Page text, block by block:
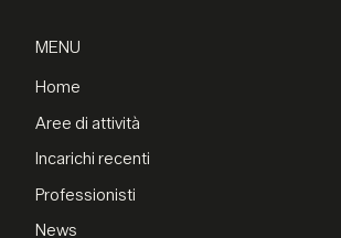
MENU
Home
Aree di attività
Incarichi recenti
Professionisti
News